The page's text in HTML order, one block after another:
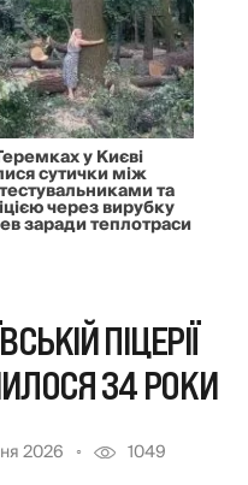
у Києві
сутички між
та
через вирубку
заради теплотраси
ПІЦЕРІЇ
34 РОКИ
2026 1049